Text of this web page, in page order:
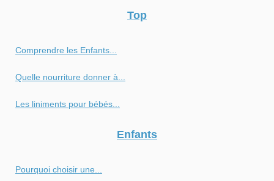
Top
Comprendre les Enfants...
Quelle nourriture donner à...
Les liniments pour bébés...
Enfants
Pourquoi choisir une...